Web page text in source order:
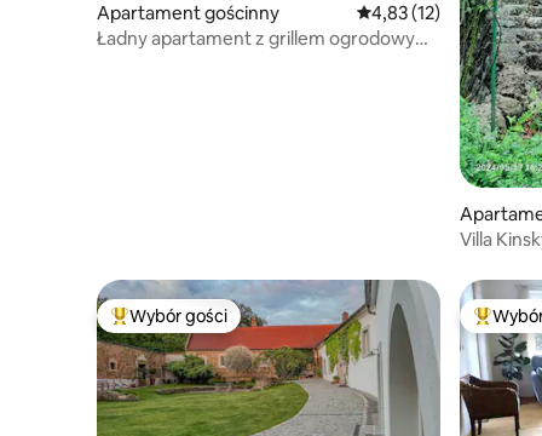
Apartament gościnny Średnia ocena: 4,83
4,83 (12)
Ładny apartament z grillem ogrodowym i
Villa
Najpopularniejsze z kategorii Wybór gości
Wybór gości